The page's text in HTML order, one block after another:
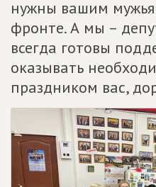
нужны вашим
фронте. А мы –
всегда готовы
оказывать
праздником вас,